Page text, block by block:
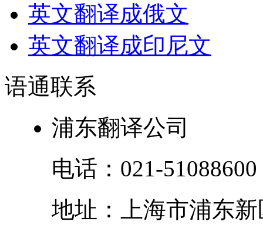
英文翻译成俄文
英文翻译成印尼文
语通联系
浦东翻译公司
电话： 021-51088600
地址：
上海市浦东新